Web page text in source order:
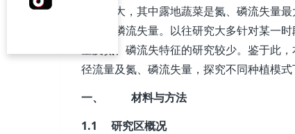
差异较大，其中露地蔬菜是氮、磷流失量
和氮、磷流失量。以往研究大多针对某一
量及氮、磷流失特征的研究较少。鉴于此
径流量及氮、磷流失量，探究不同种植模
一、 材料与方法
1.1 研究区概况